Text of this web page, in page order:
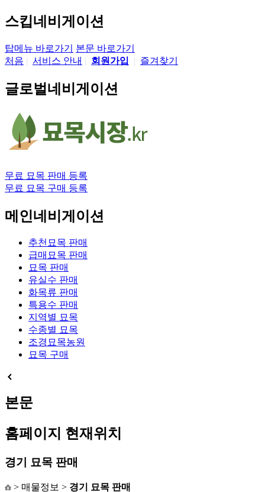
스킵네비게이션
탑메뉴 바로가기
본문 바로가기
처음 | 서비스 안내 | 회원가입 | 즐겨찾기
글로벌네비게이션
무료 묘목 판매 등록
무료 묘목 구매 등록
메인네비게이션
추천묘목 판매
급매묘목 판매
묘목 판매
유실수 판매
화목류 판매
특용수 판매
지역별 묘목
수종별 묘목
조경묘목농원
묘목 구매
본문
홈페이지 현재위치
경기 묘목 판매
> 매물정보 > 경기 묘목 판매